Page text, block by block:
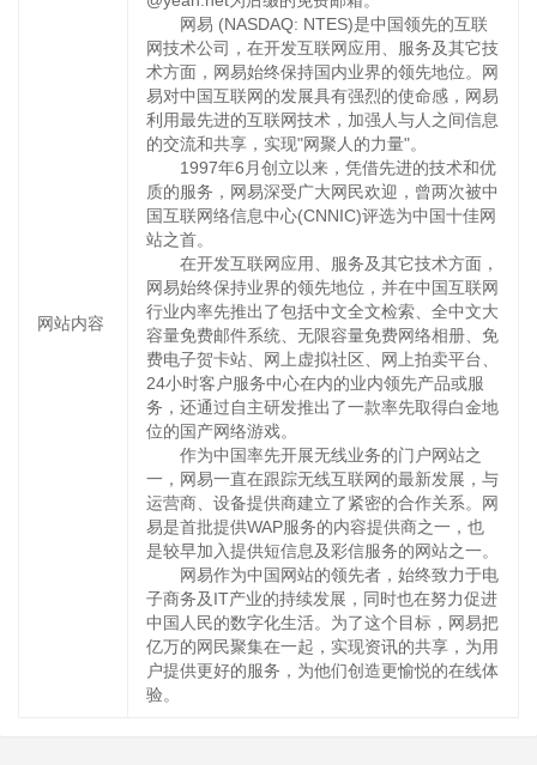
网站内容
网易 (NASDAQ: NTES)是中国领先的互联
网技术公司，在开发互联网应用、服务及其它技
术方面，网易始终保持国内业界的领先地位。网
易对中国互联网的发展具有强烈的使命感，网易
利用最先进的互联网技术，加强人与人之间信息
的交流和共享，实现"网聚人的力量"。
1997年6月创立以来，凭借先进的技术和优
质的服务，网易深受广大网民欢迎，曾两次被中
国互联网络信息中心(CNNIC)评选为中国十佳网
站之首。
在开发互联网应用、服务及其它技术方面，
网易始终保持业界的领先地位，并在中国互联网
行业内率先推出了包括中文全文检索、全中文大
容量免费邮件系统、无限容量免费网络相册、免
费电子贺卡站、网上虚拟社区、网上拍卖平台、
24小时客户服务中心在内的业内领先产品或服
务，还通过自主研发推出了一款率先取得白金地
位的国产网络游戏。
作为中国率先开展无线业务的门户网站之
一，网易一直在跟踪无线互联网的最新发展，与
运营商、设备提供商建立了紧密的合作关系。网
易是首批提供WAP服务的内容提供商之一，也
是较早加入提供短信息及彩信服务的网站之一。
网易作为中国网站的领先者，始终致力于电
子商务及IT产业的持续发展，同时也在努力促进
中国人民的数字化生活。为了这个目标，网易把
亿万的网民聚集在一起，实现资讯的共享，为用
户提供更好的服务，为他们创造更愉悦的在线体
验。